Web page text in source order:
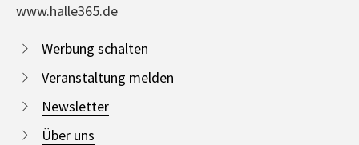
www.halle365.de
Werbung schalten
Veranstaltung melden
Newsletter
Über uns